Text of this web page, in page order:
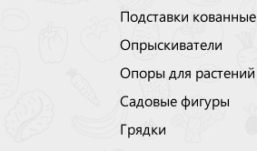
Подставки кованные
Опрыскиватели
Опоры для растений
Садовые фигуры
Грядки